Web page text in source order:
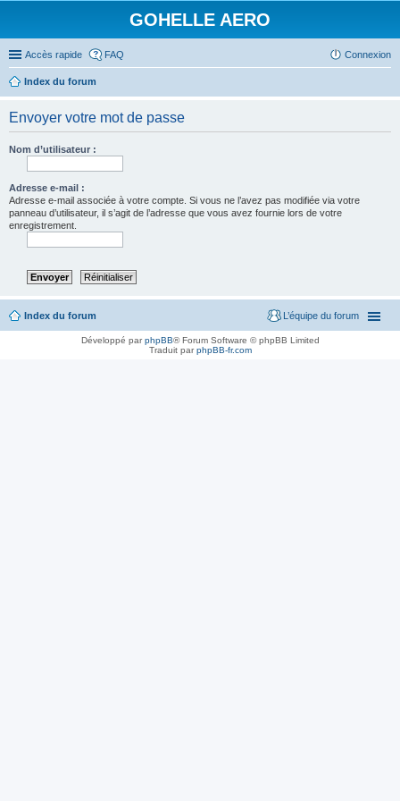
GOHELLE AERO
Accès rapide FAQ Connexion
Index du forum
Envoyer votre mot de passe
Nom d’utilisateur :
Adresse e-mail :
Adresse e-mail associée à votre compte. Si vous ne l’avez pas modifiée via votre
panneau d’utilisateur, il s’agit de l’adresse que vous avez fournie lors de votre
enregistrement.
Index du forum L’équipe du forum
Développé parphpBB® Forum Software © phpBB Limited
Traduit parphpBB-fr.com